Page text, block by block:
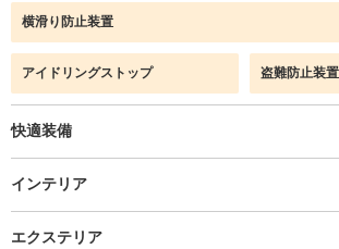
横滑り防止装置
アイドリングストップ 盗難防止装置
快適装備
インテリア
エクステリア